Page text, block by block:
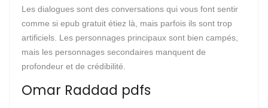
Les dialogues sont des conversations qui vous font sentir
comme si epub gratuit étiez là, mais parfois ils sont trop
artificiels. Les personnages principaux sont bien campés,
mais les personnages secondaires manquent de
profondeur et de crédibilité.
Omar Raddad pdfs